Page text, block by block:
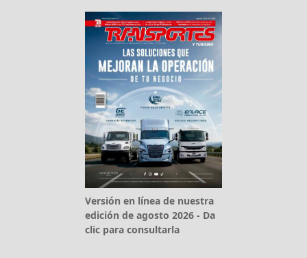
Versión en línea de nuestra
edición de agosto 2026 - Da
clic para consultarla